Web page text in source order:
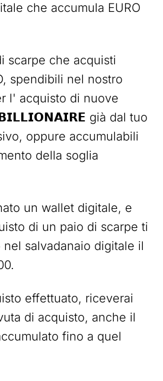
che accumula EURO
scarpe che acquisti
spendibili nel nostro
l' acquisto di nuove
già dal tuo
oppure accumulabili
della soglia
un wallet digitale, e
di un paio di scarpe ti
salvadanaio digitale il
effettuato, riceverai
di acquisto, anche il
fino a quel